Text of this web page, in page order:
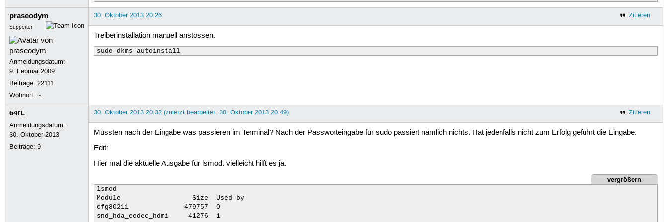
i2c_algo_bit           13413  1 i915
w83627ehf              43040  0
hwmon_vid              12783  1 w83627ehf
lm75                   13629  0
praseodym
Supporter
Anmeldungsdatum:
9. Februar 2009
Beiträge:22111
Wohnort: ~
Zitieren
30. Oktober 2013 20:26
Treiberinstallation manuell anstossen:
sudo dkms autoinstall
64rL
Anmeldungsdatum:
30. Oktober 2013
Beiträge:9
Zitieren
30. Oktober 2013 20:32 (zuletzt bearbeitet: 30. Oktober 2013 20:49)
Müssten nach der Eingabe was passieren im Terminal? Nach der Passworteingabe für sudo passiert nämlich nichts. Hat jedenfalls nicht zum Erfolg geführt die Eingabe.
Edit:
Hier mal die aktuelle Ausgabe für lsmod, vielleicht hilft es ja.
vergrößern
lsmod
Module                  Size  Used by
cfg80211              479757  0
snd_hda_codec_hdmi     41276  1